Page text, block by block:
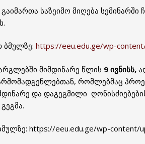
საზეიმო მიღება
ბმულზე: https://eeu.edu.ge/wp-
მიმდინარე წლის 9 ივნისს,
რომლებმაც
და დაგეგმილი
https://eeu.edu.ge/wp-